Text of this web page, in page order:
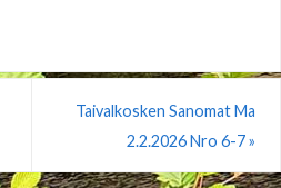
Taivalkosken Sanomat Ma
2.2.2026 Nro 6-7»